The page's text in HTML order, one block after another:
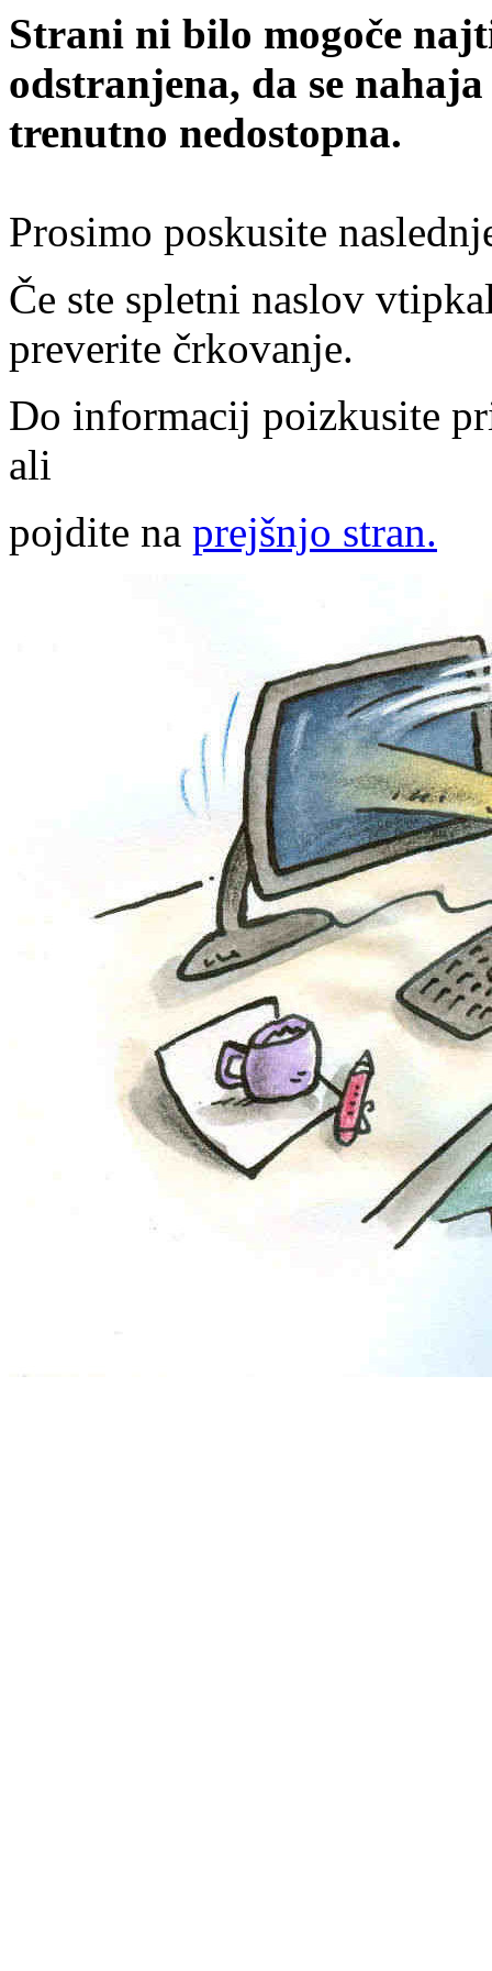
Strani ni bilo mogoče
odstranjena, da se
trenutno nedostopna.
Prosimo poskusite
Če ste spletni naslov
preverite črkovanje.
Do informacij poizkusite
ali
pojdite na prejšnjo stran.